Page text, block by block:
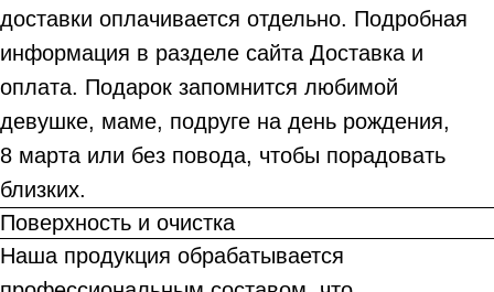
доставки оплачивается отдельно. Подробная
информация в разделе сайта Доставка и
оплата. Подарок запомнится любимой
девушке, маме, подруге на день рождения,
8 марта или без повода, чтобы порадовать
близких.
Поверхность и очистка
Наша продукция обрабатывается